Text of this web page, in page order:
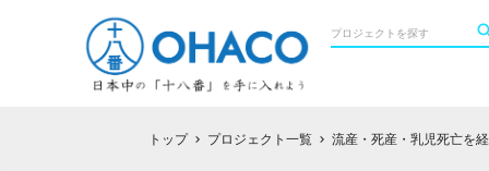
トップ chevron_right プロジェクト一覧 chevron_right 流産・死産・乳児死亡を